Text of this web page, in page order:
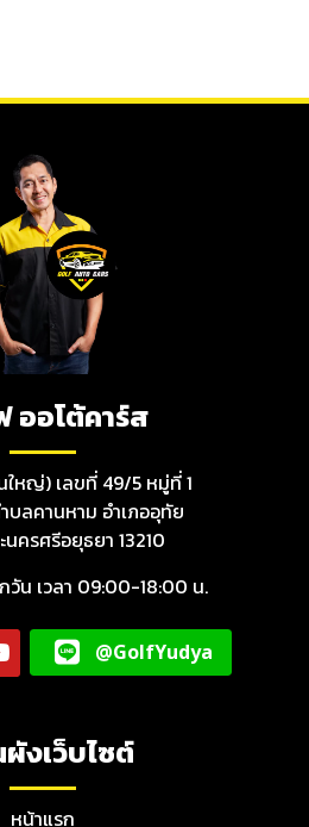
ออโต้คาร์ส
ใหญ่) เลขที่ 49/5 หมู่ที่ 1
บลคานหาม อำเภออุทัย
ครศรีอยุธยา 13210
วัน เวลา 09:00-18:00 น.
@GolfYudya
งเว็บไซต์
หน้าแรก